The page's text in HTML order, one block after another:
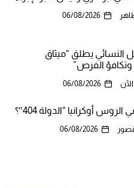
06/08/2026
النسائي يطلق “ميثاق
وتكافؤ الفرص”
06/08/2026
أوكرانيا “الدولة 404″؟
06/08/2026